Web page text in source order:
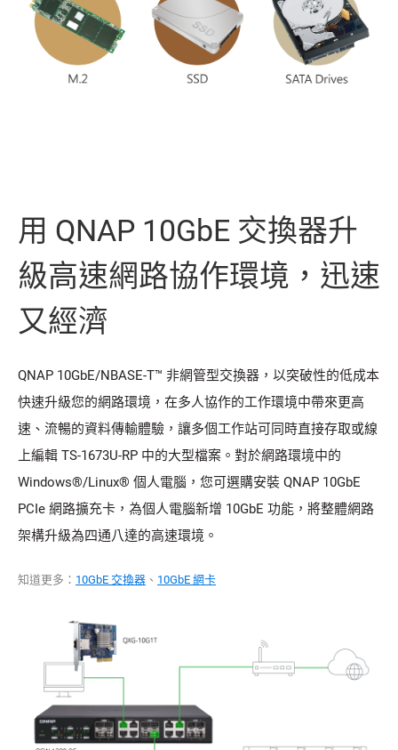
用 QNAP 10GbE 交換器升
級高速網路協作環境，迅速
又經濟
QNAP 10GbE/NBASE-T™ 非網管型交換器，以突破性的低成本
快速升級您的網路環境，在多人協作的工作環境中帶來更高
速、流暢的資料傳輸體驗，讓多個工作站可同時直接存取或線
上編輯 TS-1673U-RP 中的大型檔案。對於網路環境中的
Windows®/Linux® 個人電腦，您可選購安裝 QNAP 10GbE
PCIe 網路擴充卡，為個人電腦新增 10GbE 功能，將整體網路
架構升級為四通八達的高速環境。
知道更多： 10GbE 交換器 、 10GbE 網卡